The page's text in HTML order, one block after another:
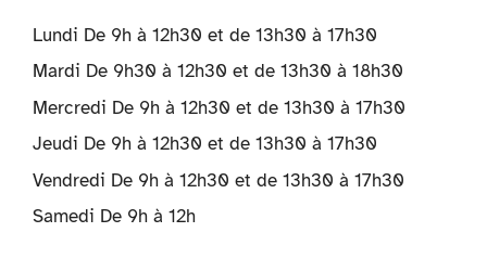
Lundi De 9h à 12h30 et de 13h30 à 17h30
Mardi De 9h30 à 12h30 et de 13h30 à 18h30
Mercredi De 9h à 12h30 et de 13h30 à 17h30
Jeudi De 9h à 12h30 et de 13h30 à 17h30
Vendredi De 9h à 12h30 et de 13h30 à 17h30
Samedi De 9h à 12h